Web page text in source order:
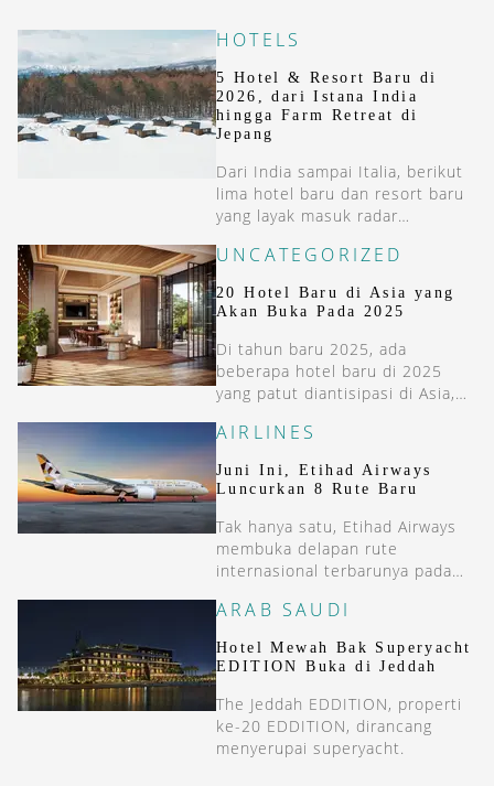
HOTELS
5 Hotel & Resort Baru di
2026, dari Istana India
hingga Farm Retreat di
Jepang
Dari India sampai Italia, berikut
lima hotel baru dan resort baru
yang layak masuk radar
UNCATEGORIZED
20 Hotel Baru di Asia yang
Akan Buka Pada 2025
Di tahun baru 2025, ada
beberapa hotel baru di 2025
yang patut diantisipasi di Asia,
AIRLINES
Juni Ini, Etihad Airways
Luncurkan 8 Rute Baru
Tak hanya satu, Etihad Airways
membuka delapan rute
internasional terbarunya pada
ARAB SAUDI
Hotel Mewah Bak Superyacht
EDITION Buka di Jeddah
The Jeddah EDDITION, properti
ke-20 EDDITION, dirancang
menyerupai superyacht.